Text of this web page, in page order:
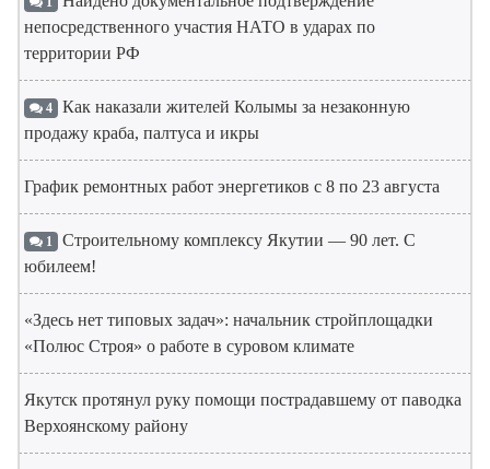
непосредственного участия НАТО в ударах по
территории РФ
4 Как наказали жителей Колымы за незаконную
продажу краба, палтуса и икры
График ремонтных работ энергетиков с 8 по 23 августа
1 Строительному комплексу Якутии — 90 лет. С
юбилеем!
«Здесь нет типовых задач»: начальник стройплощадки
«Полюс Строя» о работе в суровом климате
Якутск протянул руку помощи пострадавшему от паводка
Верхоянскому району